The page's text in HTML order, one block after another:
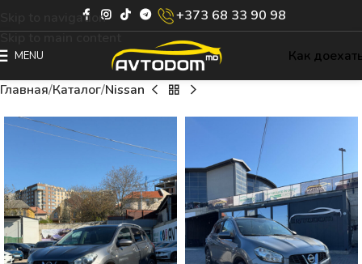
Skip to navigation
+373 68 33 90 98
MENU
Как
Главная Каталог Nissan